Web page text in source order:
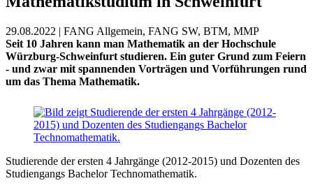
29.08.2022 | FANG Allgemein, FANG SW, BTM, MMP
Seit 10 Jahren kann man Mathematik an der Hochschule
Würzburg-Schweinfurt studieren. Ein guter Grund zum Feiern
- und zwar mit spannenden Vorträgen und Vorführungen rund
um das Thema Mathematik.
Studierende der ersten 4 Jahrgänge (2012-2015) und Dozenten des
Studiengangs Bachelor Technomathematik.